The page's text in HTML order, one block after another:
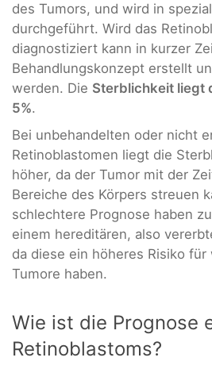
des Tumors, und wird in
durchgeführt. Wird das
diagnostiziert kann in kurzer
Behandlungskonzept erstellt
werden. Die Sterblichkeit liegt
5%.
Bei unbehandelten oder nicht
Retinoblastomen liegt die
höher, da der Tumor mit der
Bereiche des Körpers streuen
schlechtere Prognose haben
einem hereditären, also
da diese ein höheres Risiko
Tumore haben.
Wie ist die Prognose
Retinoblastoms?